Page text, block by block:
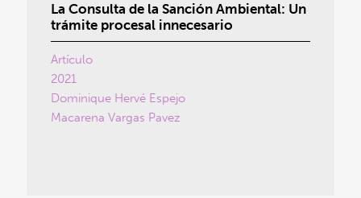
La Consulta de la Sanción Ambiental: Un
trámite procesal innecesario
Artículo
2021
Dominique Hervé Espejo
Macarena Vargas Pavez